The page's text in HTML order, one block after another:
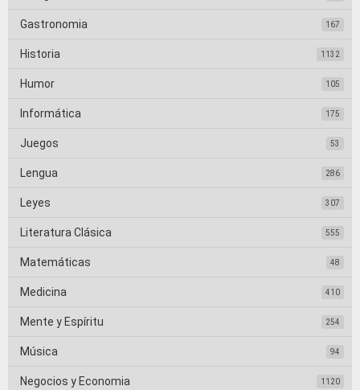
Gastronomia 167
Historia 1132
Humor 105
Informática 175
Juegos 53
Lengua 286
Leyes 307
Literatura Clásica 555
Matemáticas 48
Medicina 410
Mente y Espíritu 254
Música 94
Negocios y Economia 1120